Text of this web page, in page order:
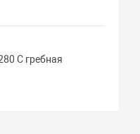
С гребная